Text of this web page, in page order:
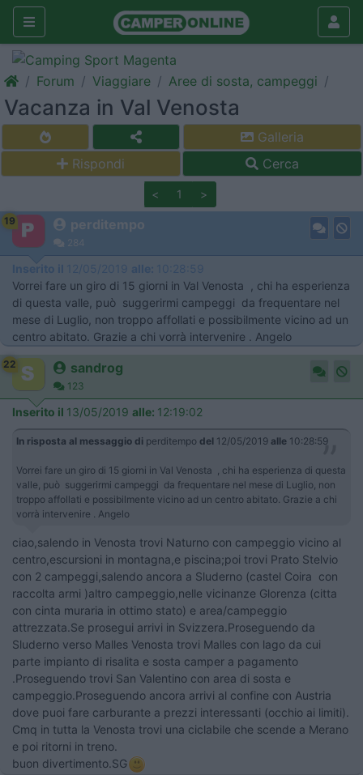
Forum Viaggiare Aree di sosta, campeggi
Vacanza in Val Venosta
Galleria
Rispondi
Cerca
< 1 >
19 perditempo
284
Inserito il 12/05/2019 alle: 10:28:59
Vorrei fare un giro di 15 giorni in Val Venosta , chi ha esperienza
di questa valle, può suggerirmi campeggi da frequentare nel
mese di Luglio, non troppo affollati e possibilmente vicino ad un
centro abitato. Grazie a chi vorrà intervenire . Angelo
22 sandrog
123
Inserito il 13/05/2019 alle: 12:19:02
In risposta al messaggio di perditempo del 12/05/2019 alle 10:28:59
Vorrei fare un giro di 15 giorni in Val Venosta , chi ha esperienza di questa
valle, può suggerirmi campeggi da frequentare nel mese di Luglio, non
troppo affollati e possibilmente vicino ad un centro abitato. Grazie a chi
vorrà intervenire . Angelo
ciao,salendo in Venosta trovi Naturno con campeggio vicino al
centro,escursioni in montagna,e piscina;poi trovi Prato Stelvio
con 2 campeggi,salendo ancora a Sluderno (castel Coira con
raccolta armi )altro campeggio,nelle vicinanze Glorenza (citta
con cinta muraria in ottimo stato) e area/campeggio
attrezzata.Se prosegui arrivi in Svizzera.Proseguendo da
Sluderno verso Malles Venosta trovi Malles con lago da cui
parte impianto di risalita e sosta camper a pagamento
.Proseguendo trovi San Valentino con area di sosta e
campeggio.Proseguendo ancora arrivi al confine con Austria
dove puoi fare carburante a prezzi interessanti (occhio ai limiti).
Cmq in tutta la Venosta trovi una ciclabile che scende a Merano
e poi ritorni in treno.
buon divertimento.SG